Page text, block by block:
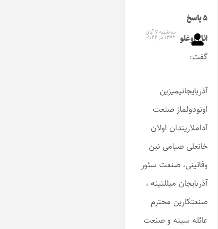
۵ پاسخ
ائل اوغلو
گفت:
سه‌شنبه ۷ آبان
۱۳۹۲ در ۰۱:۴۴
آذربایجانیمیزین
اونودولماز صنعت
آداملاریندان اولان
خانعلی صیامی نین
وفاتینی، صنعت سئور
آذربایجان میللتینه ،
صنعتکارین محترم
عائله سینه و صنعت